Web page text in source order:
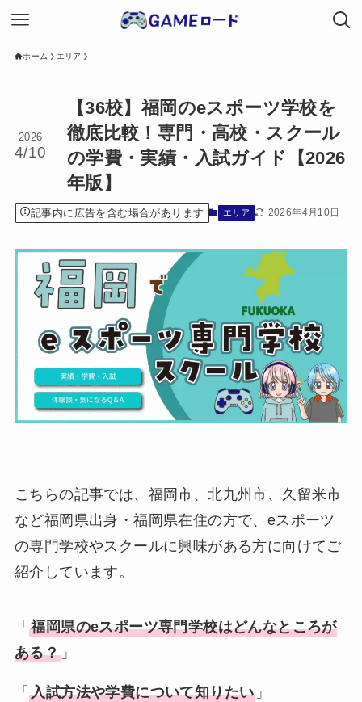
ホーム エリア
【36校】福岡のeスポーツ学校を
徹底比較！専門・高校・スクール
の学費・実績・入試ガイド【2026
年版】
2026
4/10
記事内に広告を含む場合があります エリア 2026年4月10日
こちらの記事では、福岡市、北九州市、久留米市
など福岡県出身・福岡県在住の方で、eスポーツ
の専門学校やスクールに興味がある方に向けてご
紹介しています。
「福岡県のeスポーツ専門学校はどんなところが
ある？ 」
「入試方法や学費について知りたい 」